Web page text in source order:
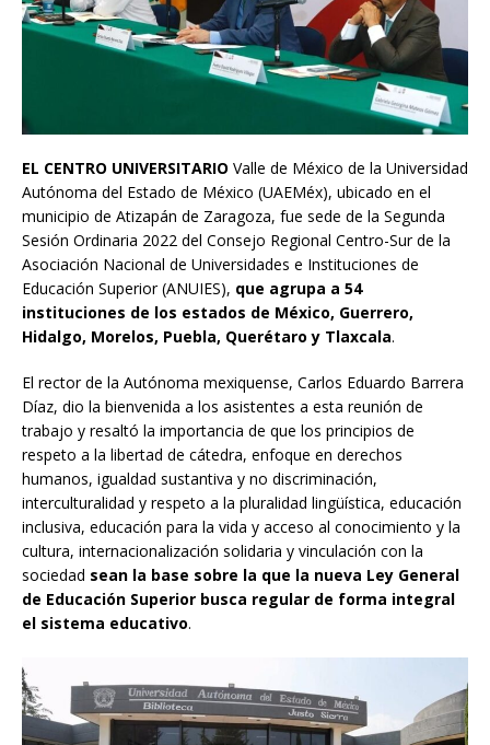
EL CENTRO UNIVERSITARIO Valle de México de la Universidad
Autónoma del Estado de México (UAEMéx), ubicado en el
municipio de Atizapán de Zaragoza, fue sede de la Segunda
Sesión Ordinaria 2022 del Consejo Regional Centro-Sur de la
Asociación Nacional de Universidades e Instituciones de
Educación Superior (ANUIES), que agrupa a 54
instituciones de los estados de México, Guerrero,
Hidalgo, Morelos, Puebla, Querétaro y Tlaxcala.
El rector de la Autónoma mexiquense, Carlos Eduardo Barrera
Díaz, dio la bienvenida a los asistentes a esta reunión de
trabajo y resaltó la importancia de que los principios de
respeto a la libertad de cátedra, enfoque en derechos
humanos, igualdad sustantiva y no discriminación,
interculturalidad y respeto a la pluralidad lingüística, educación
inclusiva, educación para la vida y acceso al conocimiento y la
cultura, internacionalización solidaria y vinculación con la
sociedad sean la base sobre la que la nueva Ley General
de Educación Superior busca regular de forma integral
el sistema educativo.